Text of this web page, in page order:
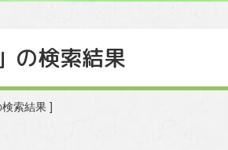
の検索結果
索結果 ]